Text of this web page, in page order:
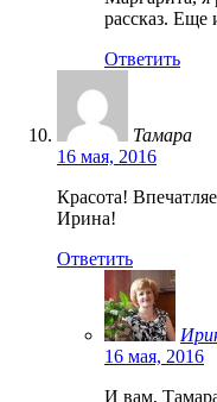
рассказ. Еще
Ответить
Тамара
16 мая, 2016
Красота!
Ирина!
Ответить
16 мая, 2016
И вам,